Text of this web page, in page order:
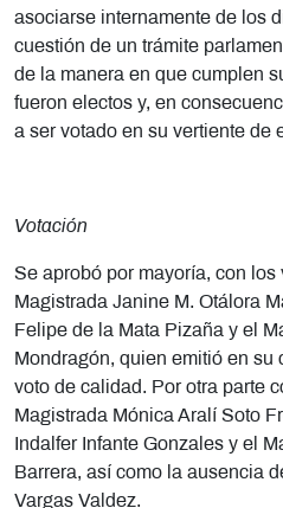
asociarse internamente de los
cuestión de un trámite
de la manera en que cumplen
fueron electos y, en
a ser votado en su vertiente de
Votación
Se aprobó por mayoría, con los
Magistrada Janine M. Otálora
Felipe de la Mata Pizaña y el
Mondragón, quien emitió en su
voto de calidad. Por otra parte
Magistrada Mónica Aralí Soto
Indalfer Infante Gonzales y el
Barrera, así como la ausencia
Vargas Valdez.